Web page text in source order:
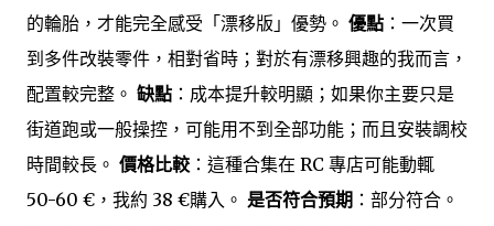
的輪胎，才能完全感受「漂移版」優勢。 優點 ：一次買
到多件改裝零件，相對省時；對於有漂移興趣的我而言，
配置較完整。 缺點 ：成本提升較明顯；如果你主要只是
街道跑或一般操控，可能用不到全部功能；而且安裝調校
時間較長。 價格比較 ：這種合集在 RC 專店可能動輒
50-60 €，我約 38 €購入。 是否符合預期 ：部分符合。